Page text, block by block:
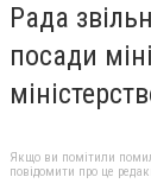
Рада
посади
Якщо ви помітили
повідомити про це